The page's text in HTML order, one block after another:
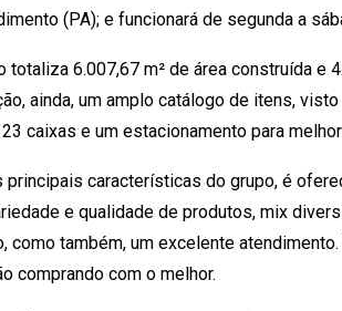
(PA); e funcionará de segunda a
totaliza 6.007,67 m² de área construída e
ainda, um amplo catálogo de itens,
caixas e um estacionamento para
principais características do grupo, é
e qualidade de produtos, mix
como também, um excelente
comprando com o melhor.